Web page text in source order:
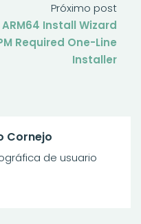
Próximo post
Install Wizard
Required One-Line
Installer
Cornejo
de usuario